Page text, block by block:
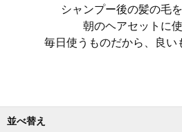
シャンプー後の髪の毛
朝のヘアセットに使
毎日使うものだから、良い
並べ替え